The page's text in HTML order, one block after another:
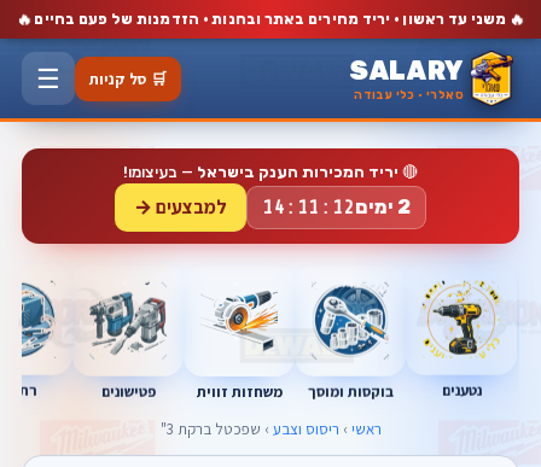
🔥 משני עד ראשון · יריד מחירים באתר ובחנות · הזדמנות של פעם בחיים 🔥
SALARY
סאלרי · כלי עבודה
🛒 סל קניות ☰
🔴 יריד המכירות הענק בישראל — בעיצומו!
2 ימים 14:11:11 למבצעים →
נטענים בוקסות ומוסך משחזות זווית פטישונים
ראשי › ריסוס וצבע › שפכטל ברקת 3"